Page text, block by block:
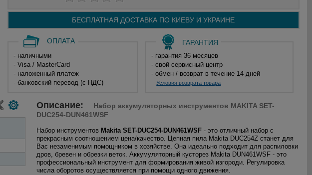
БЕСПЛАТНАЯ ДОСТАВКА ПО КИЕВУ И УКРАИНЕ
ОПЛАТА
- наличными
- Visa / MasterCard
- наложенный платеж
- банковский перевод (с НДС)
ГАРАНТИЯ
- гарантия 36 месяцев
- свой сервисный центр
- обмен / возврат в течение 14 дней
Условия возврата товара
Описание:
Набор аккумуляторных инструментов MAKITA SET-
DUC254-DUN461WSF
Набор инструментов Makita SET-DUC254-DUN461WSF - это отличный набор с
прекрасным соотношением цена/качество. Цепная пила Makita DUC254Z станет для
Вас незаменимым помощником в хозяйстве. Она идеально подходит для распиловки
дров, бревен и обрезки веток. Аккумуляторный кусторез Makita DUN461WSF - это
профессиональный инструмент для формирования живой изгороди. Регулировка
числа оборотов осуществляется при помощи одного движения.